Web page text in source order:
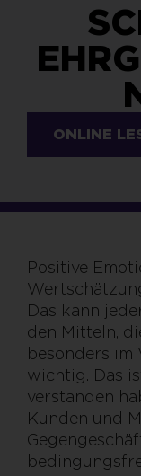
ONLINE
Positive
Das kann
den Mitteln,
besonders
wichtig. Das
verstanden
Kunden und